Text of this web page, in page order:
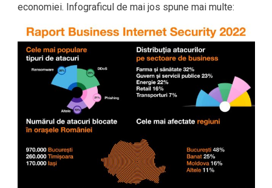
economiei. Infograficul de mai jos spune mai multe: